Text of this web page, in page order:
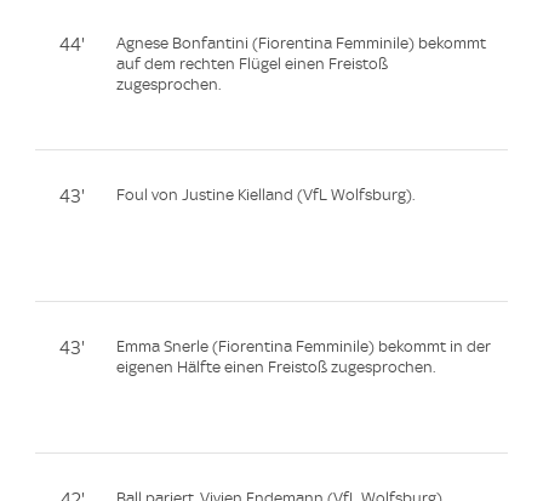
44'
Agnese Bonfantini (Fiorentina Femminile) bekommt
auf dem rechten Flügel einen Freistoß
zugesprochen.
43' Foul von Justine Kielland (VfL Wolfsburg).
43'
Emma Snerle (Fiorentina Femminile) bekommt in der
eigenen Hälfte einen Freistoß zugesprochen.